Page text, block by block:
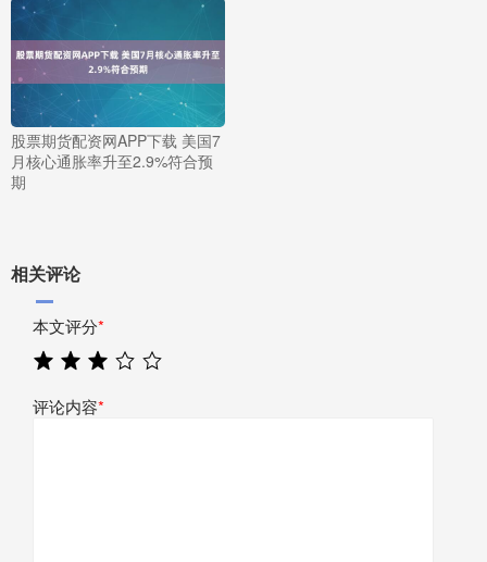
股票期货配资网APP下载 美国7
月核心通胀率升至2.9%符合预
期
相关评论
本文评分*
评论内容*